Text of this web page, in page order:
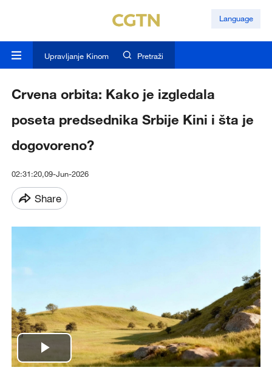
Language
Upravljanje Kinom Pretraži
Crvena orbita: Kako je izgledala
poseta predsednika Srbije Kini i šta je
dogovoreno?
02:31:20,09-Jun-2026
Share
Play